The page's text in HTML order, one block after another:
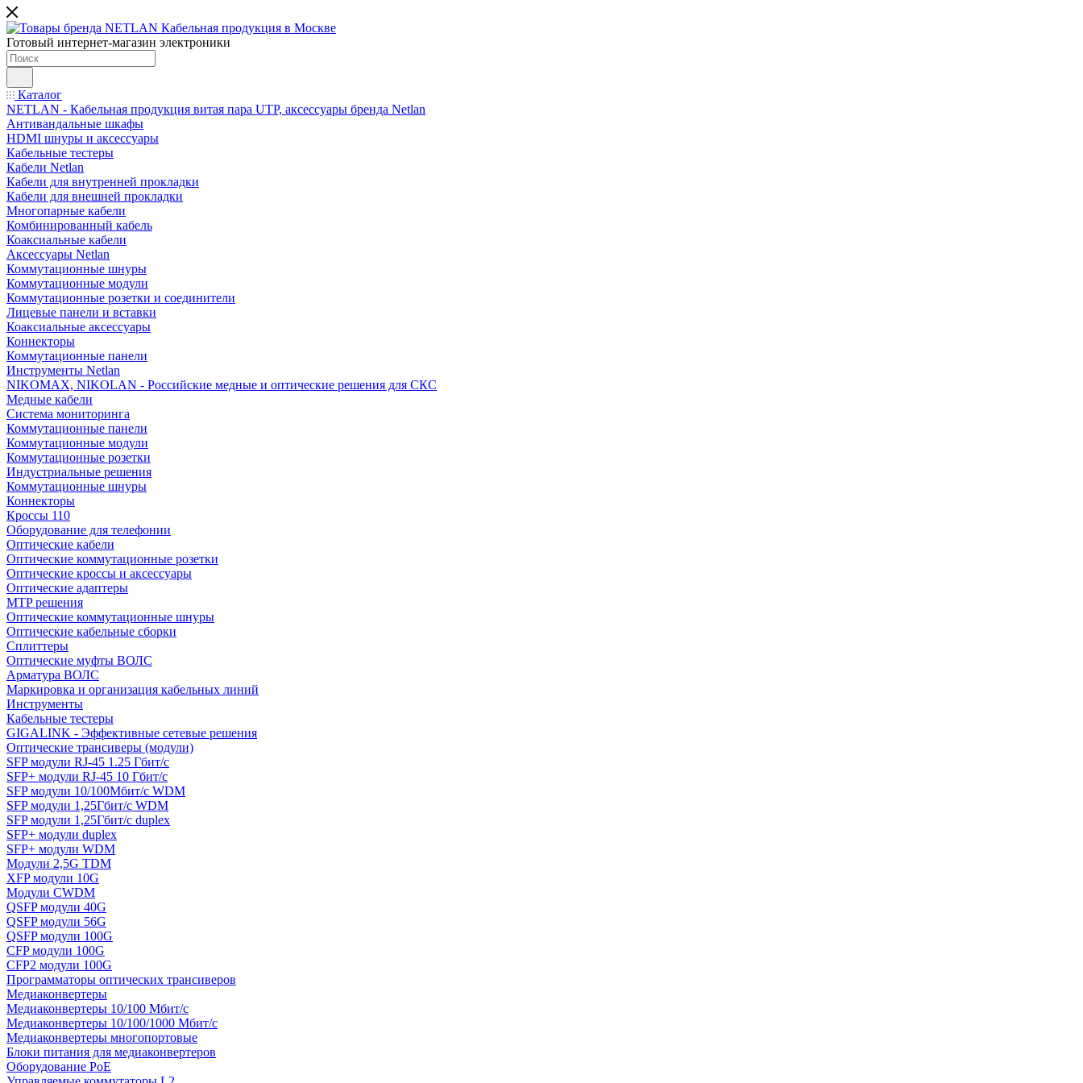
Готовый интернет-магазин электроники
Каталог
NETLAN - Кабельная продукция витая пара UTP, аксессуары бренда Netlan
Антивандальные шкафы
HDMI шнуры и аксессуары
Кабельные тестеры
Кабели Netlan
Кабели для внутренней прокладки
Кабели для внешней прокладки
Многопарные кабели
Комбинированный кабель
Коаксиальные кабели
Аксессуары Netlan
Коммутационные шнуры
Коммутационные модули
Коммутационные розетки и соединители
Лицевые панели и вставки
Коаксиальные аксессуары
Коннекторы
Коммутационные панели
Инструменты Netlan
NIKOMAX, NIKOLAN - Российские медные и оптические решения для СКС
Медные кабели
Система мониторинга
Коммутационные панели
Коммутационные модули
Коммутационные розетки
Индустриальные решения
Коммутационные шнуры
Коннекторы
Кроссы 110
Оборудование для телефонии
Оптические кабели
Оптические коммутационные розетки
Оптические кроссы и аксессуары
Оптические адаптеры
MTP решения
Оптические коммутационные шнуры
Оптические кабельные сборки
Сплиттеры
Оптические муфты ВОЛС
Арматура ВОЛС
Маркировка и организация кабельных линий
Инструменты
Кабельные тестеры
GIGALINK - Эффективные сетевые решения
Оптические трансиверы (модули)
SFP модули RJ-45 1.25 Гбит/c
SFP+ модули RJ-45 10 Гбит/c
SFP модули 10/100Мбит/с WDM
SFP модули 1,25Гбит/с WDM
SFP модули 1,25Гбит/с duplex
SFP+ модули duplex
SFP+ модули WDM
Модули 2,5G TDM
XFP модули 10G
Модули CWDM
QSFP модули 40G
QSFP модули 56G
QSFP модули 100G
CFP модули 100G
CFP2 модули 100G
Программаторы оптических трансиверов
Медиаконвертеры
Медиаконвертеры 10/100 Мбит/с
Медиаконвертеры 10/100/1000 Мбит/c
Медиаконвертеры многопортовые
Блоки питания для медиаконвертеров
Оборудование PoE